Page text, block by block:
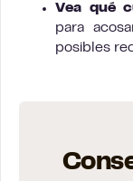
Vea qué
para
posibles